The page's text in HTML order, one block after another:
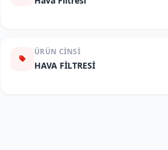
ÜRÜN CINSI
HAVA FİLTRESİ